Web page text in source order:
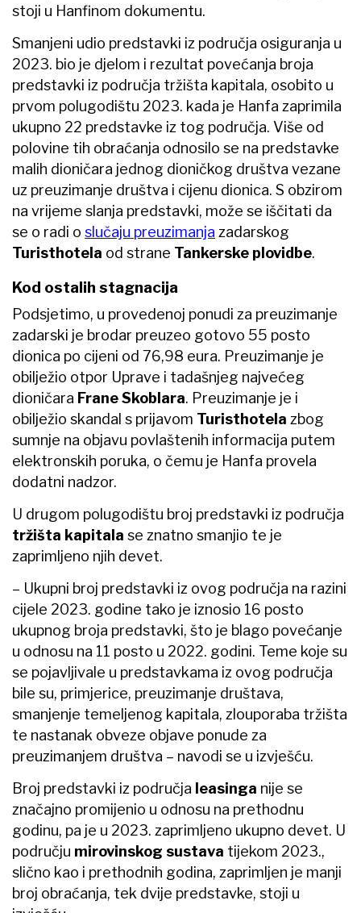
stoji u Hanfinom dokumentu.
Smanjeni udio predstavki iz područja osiguranja u
2023. bio je djelom i rezultat povećanja broja
predstavki iz područja tržišta kapitala, osobito u
prvom polugodištu 2023. kada je Hanfa zaprimila
ukupno 22 predstavke iz tog područja. Više od
polovine tih obraćanja odnosilo se na predstavke
malih dioničara jednog dioničkog društva vezane
uz preuzimanje društva i cijenu dionica. S obzirom
na vrijeme slanja predstavki, može se iščitati da
se o radi o slučaju preuzimanja zadarskog
Turisthotela od strane Tankerske plovidbe.
Kod ostalih stagnacija
Podsjetimo, u provedenoj ponudi za preuzimanje
zadarski je brodar preuzeo gotovo 55 posto
dionica po cijeni od 76,98 eura. Preuzimanje je
obilježio otpor Uprave i tadašnjeg najvećeg
dioničara Frane Skoblara. Preuzimanje je i
obilježio skandal s prijavom Turisthotela zbog
sumnje na objavu povlaštenih informacija putem
elektronskih poruka, o čemu je Hanfa provela
dodatni nadzor.
U drugom polugodištu broj predstavki iz područja
tržišta kapitala se znatno smanjio te je
zaprimljeno njih devet.
– Ukupni broj predstavki iz ovog područja na razini
cijele 2023. godine tako je iznosio 16 posto
ukupnog broja predstavki, što je blago povećanje
u odnosu na 11 posto u 2022. godini. Teme koje su
se pojavljivale u predstavkama iz ovog područja
bile su, primjerice, preuzimanje društava,
smanjenje temeljenog kapitala, zlouporaba tržišta
te nastanak obveze objave ponude za
preuzimanjem društva – navodi se u izvješću.
Broj predstavki iz područja leasinga nije se
značajno promijenio u odnosu na prethodnu
godinu, pa je u 2023. zaprimljeno ukupno devet. U
području mirovinskog sustava tijekom 2023.,
slično kao i prethodnih godina, zaprimljen je manji
broj obraćanja, tek dvije predstavke, stoji u